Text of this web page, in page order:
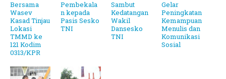
Bersama
Wasev
Kasad Tinjau
Lokasi
TMMD ke
121 Kodim
0313/KPR
Pembekala
n kepada
Pasis Sesko
TNI
Sambut
Kedatangan
Wakil
Dansesko
TNI
Gelar
Peningkatan
Kemampuan
Menulis dan
Komunikasi
Sosial